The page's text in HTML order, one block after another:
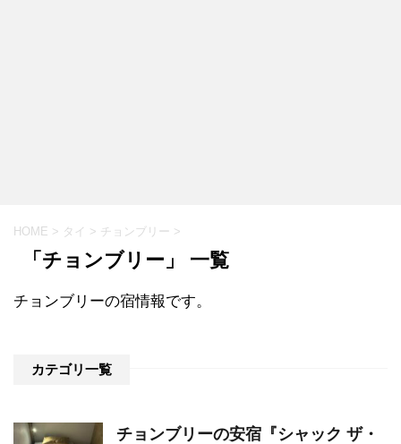
HOME > タイ > チョンブリー >
「チョンブリー」 一覧
チョンブリーの宿情報です。
カテゴリ一覧
チョンブリーの安宿『シャック ザ・